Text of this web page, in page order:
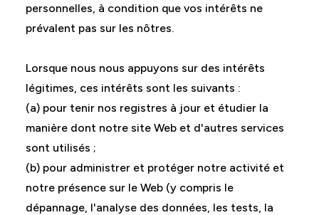
personnelles, à condition que vos intérêts ne
prévalent pas sur les nôtres.
Lorsque nous nous appuyons sur des intérêts
légitimes, ces intérêts sont les suivants :
(a) pour tenir nos registres à jour et étudier la
manière dont notre site Web et d'autres services
sont utilisés ;
(b) pour administrer et protéger notre activité et
notre présence sur le Web (y compris le
dépannage, l'analyse des données, les tests, la